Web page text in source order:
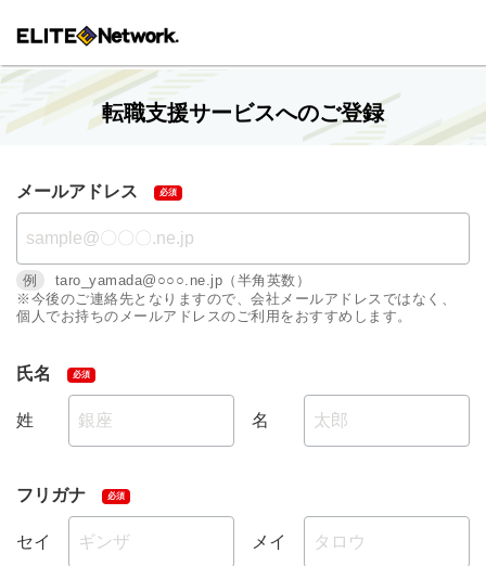
転職支援サービスへのご登録
メールアドレス
例
taro_yamada@○○○.ne.jp（半角英数）
※今後のご連絡先となりますので、会社メールアドレスではなく、
個人でお持ちのメールアドレスのご利用をおすすめします。
氏名
姓 名
フリガナ
セイ メイ